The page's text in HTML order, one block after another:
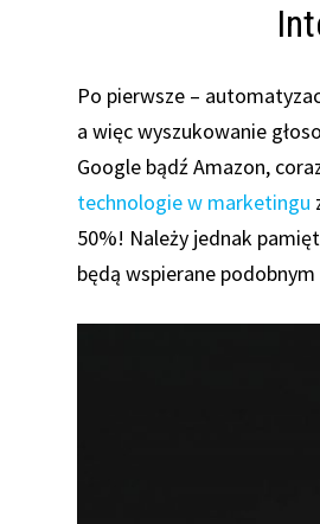
Po pierwsze –
a więc wyszukowanie
Google bądź Amazon,
technologie w marketingu
50%! Należy jednak
będą wspierane